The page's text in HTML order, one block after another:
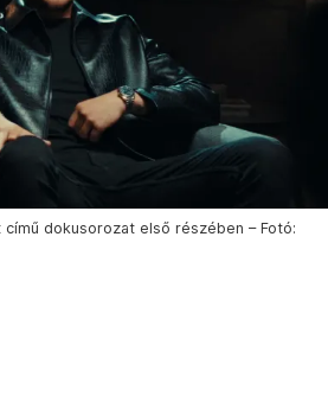
című dokusorozat első részében – Fotó: